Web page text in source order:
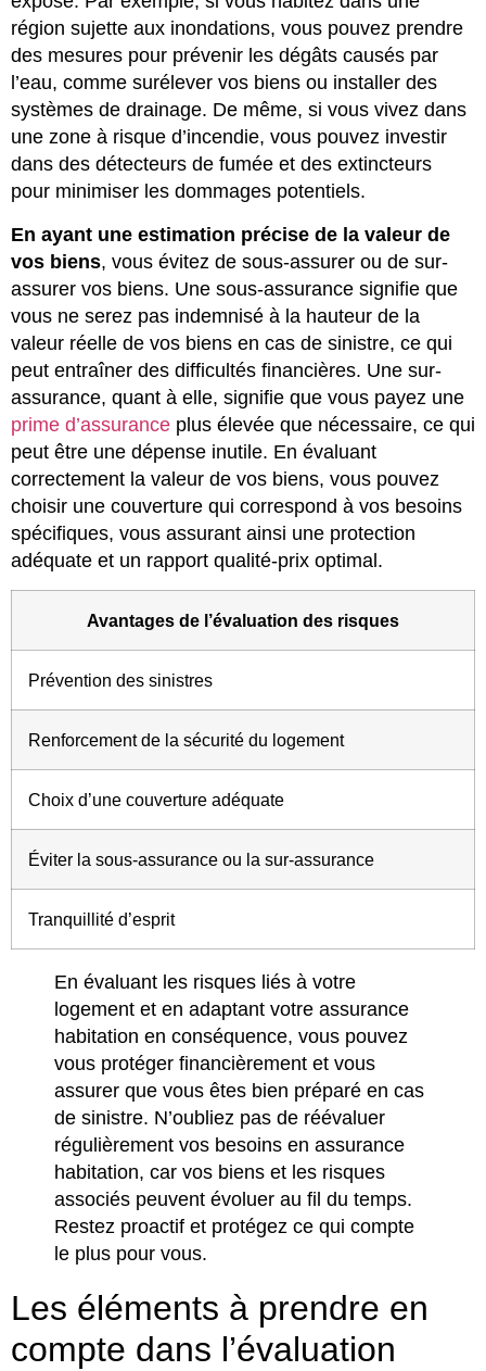
région sujette aux inondations, vous pouvez prendre
des mesures pour prévenir les dégâts causés par
l’eau, comme surélever vos biens ou installer des
systèmes de drainage. De même, si vous vivez dans
une zone à risque d’incendie, vous pouvez investir
dans des détecteurs de fumée et des extincteurs
pour minimiser les dommages potentiels.
En ayant une estimation précise de la valeur de
vos biens, vous évitez de sous-assurer ou de sur-
assurer vos biens. Une sous-assurance signifie que
vous ne serez pas indemnisé à la hauteur de la
valeur réelle de vos biens en cas de sinistre, ce qui
peut entraîner des difficultés financières. Une sur-
assurance, quant à elle, signifie que vous payez une
prime d’assurance plus élevée que nécessaire, ce qui
peut être une dépense inutile. En évaluant
correctement la valeur de vos biens, vous pouvez
choisir une couverture qui correspond à vos besoins
spécifiques, vous assurant ainsi une protection
adéquate et un rapport qualité-prix optimal.
Avantages de l’évaluation des risques
Prévention des sinistres
Renforcement de la sécurité du logement
Choix d’une couverture adéquate
Éviter la sous-assurance ou la sur-assurance
Tranquillité d’esprit
En évaluant les risques liés à votre
logement et en adaptant votre assurance
habitation en conséquence, vous pouvez
vous protéger financièrement et vous
assurer que vous êtes bien préparé en cas
de sinistre. N’oubliez pas de réévaluer
régulièrement vos besoins en assurance
habitation, car vos biens et les risques
associés peuvent évoluer au fil du temps.
Restez proactif et protégez ce qui compte
le plus pour vous.
Les éléments à prendre en
compte dans l’évaluation